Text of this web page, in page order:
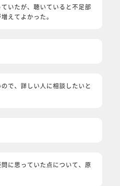
いたが、聴いていると不足部
えてよかった。
で、詳しい人に相談したいと
に思っていた点について、原